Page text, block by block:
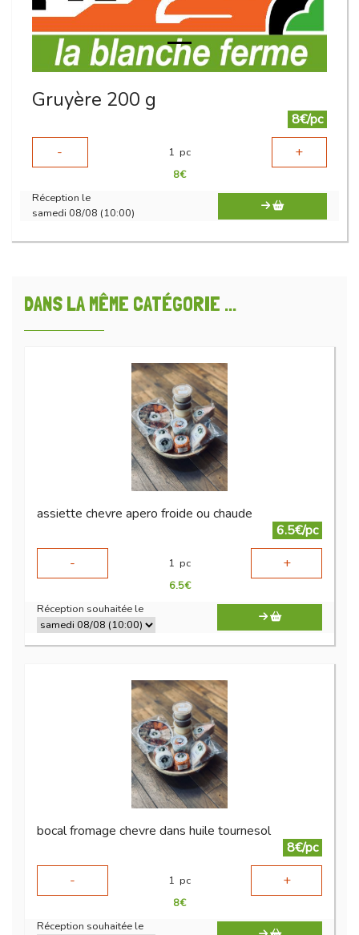
Gruyère 200 g
8€/pc
-
1 pc +
8€
Réception le
samedi 08/08 (10:00)
DANS LA MÊME CATÉGORIE ...
assiette chevre apero froide ou chaude
6.5€/pc
-
1 pc +
6.5€
Réception souhaitée le
bocal fromage chevre dans huile tournesol
8€/pc
-
1 pc +
8€
Réception souhaitée le